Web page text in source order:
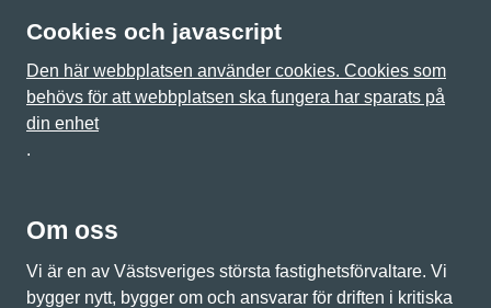
Cookies och javascript
Den här webbplatsen använder cookies. Cookies som
behövs för att webbplatsen ska fungera har sparats på
din enhet
.
Om oss
Vi är en av Västsveriges största fastighetsförvaltare. Vi
bygger nytt, bygger om och ansvarar för driften i kritiska